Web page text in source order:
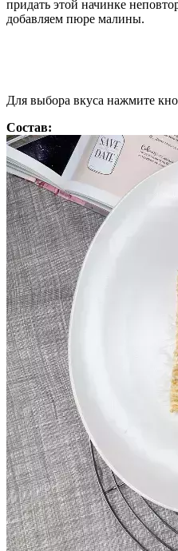
придать этой начинке
добавляем пюре малины.
Для выбора вкуса нажмите
Состав: